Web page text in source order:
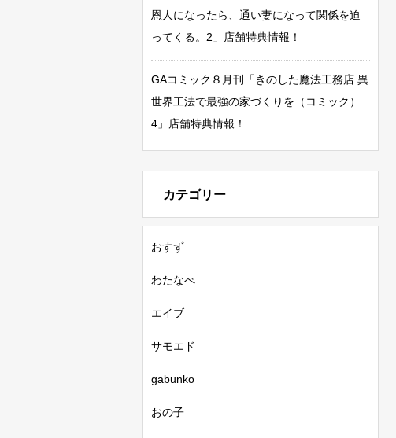
恩人になったら、通い妻になって関係を迫
ってくる。2」店舗特典情報！
GAコミック８月刊「きのした魔法工務店 異
世界工法で最強の家づくりを（コミック）
4」店舗特典情報！
カテゴリー
おすず
わたなべ
エイブ
サモエド
gabunko
おの子